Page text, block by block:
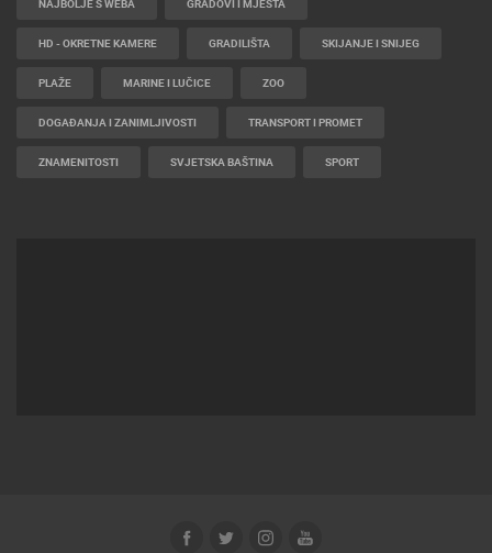
NAJBOLJE S WEBA GRADOVI I MJESTA
HD - OKRETNE KAMERE GRADILIŠTA SKIJANJE I SNIJEG
PLAŽE MARINE I LUČICE ZOO
DOGAĐANJA I ZANIMLJIVOSTI TRANSPORT I PROMET
ZNAMENITOSTI SVJETSKA BAŠTINA SPORT